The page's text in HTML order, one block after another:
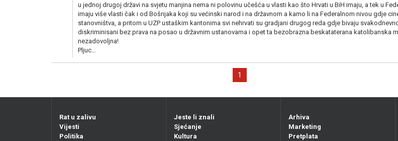
u jednoj drugoj državi na svjetu manjina nema ni polovinu učešća u vlasti kao što Hrvati u BiH imaju, a tek u
imaju više vlasti čak i od Bošnjaka koji su većinski narod i na državnom a kamo li na Federalnom nivou gdje
stanovništva, a pritom u UZP ustaškim kantonima svi nehrvati su gradjani drugog reda gdje bivaju
diskriminisani bez prava na posao u državnim ustanovama i opet ta bezobrazna beskataterana katolibanska
nezadovoljna!
Pljuc…
1
Rat u zalivu
Vijesti
Politika
Jeste li znali
Sjećanje
Kultura
Arhiva
Marketing
Pretplata